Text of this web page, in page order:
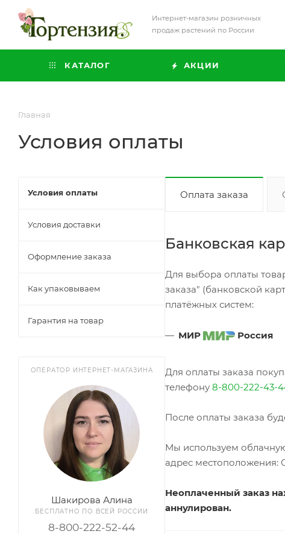
Интернет-магазин розничных
продаж растений по России
КАТАЛОГ АКЦИИ
Главная
Условия оплаты
Оплата заказа
Банковская
Для выбора оплаты
заказа" (банковской
платёжных систем:
МИР Россия
Для оплаты заказа
телефону 8-800-222-43-
После оплаты заказа
Мы используем
адрес местоположения:
Неоплаченный заказ
аннулирован.
Условия оплаты
Условия доставки
Оформление заказа
Как упаковываем
Гарантия на товар
ОПЕРАТОР ИНТЕРНЕТ-МАГАЗИНА
Шакирова Алина
БЕСПЛАТНО ПО ВСЕЙ РОССИИ
8-800-222-52-44